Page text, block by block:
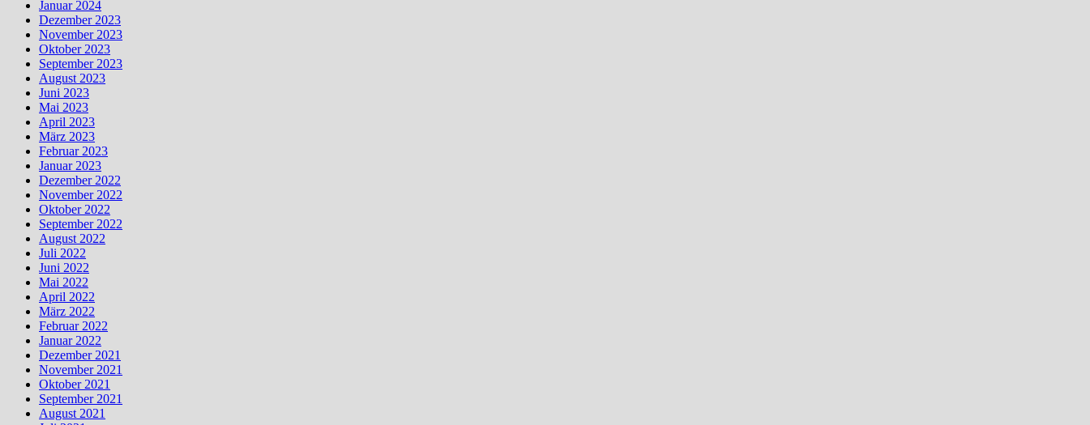
Januar 2024
Dezember 2023
November 2023
Oktober 2023
September 2023
August 2023
Juni 2023
Mai 2023
April 2023
März 2023
Februar 2023
Januar 2023
Dezember 2022
November 2022
Oktober 2022
September 2022
August 2022
Juli 2022
Juni 2022
Mai 2022
April 2022
März 2022
Februar 2022
Januar 2022
Dezember 2021
November 2021
Oktober 2021
September 2021
August 2021